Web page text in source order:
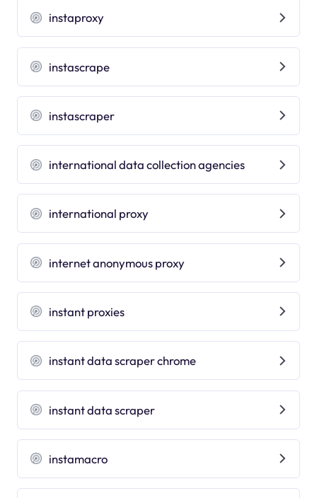
instaproxy
instascrape
instascraper
international data collection agencies
international proxy
internet anonymous proxy
instant proxies
instant data scraper chrome
instant data scraper
instamacro